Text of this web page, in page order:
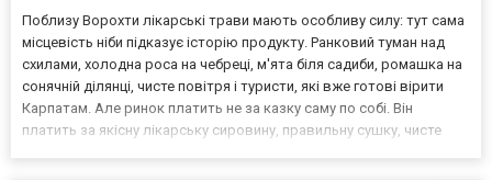
Поблизу Ворохти лікарські трави мають особливу силу: тут сама
місцевість ніби підказує історію продукту. Ранковий туман над
схилами, холодна роса на чебреці, м'ята біля садиби, ромашка на
сонячній ділянці, чисте повітря і туристи, які вже готові вірити
Карпатам. Але ринок платить не за казку саму по собі. Він
платить за якісну лікарську сировину, правильну сушку, чисте